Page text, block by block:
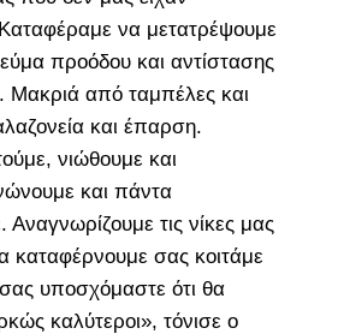
να μετατρέψουμε
προόδου και αντίστασης
Μακριά από ταμπέλες και
και έπαρση.
νιώθουμε και
και πάντα
τις νίκες μας
καταφέρνουμε σας κοιτάμε
υποσχόμαστε ότι θα
καλύτεροι», τόνισε ο